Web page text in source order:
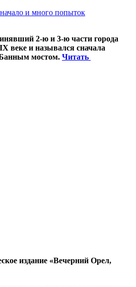
и много попыток
2-ю и 3-ю части города
веке и назывался сначала
мостом. Читать
издание «Вечерний Орел,